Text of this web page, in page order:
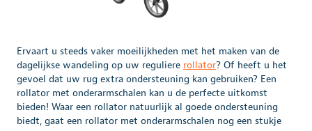
Ervaart u steeds vaker moeilijkheden met het maken van de
dagelijkse wandeling op uw reguliere rollator? Of heeft u het
gevoel dat uw rug extra ondersteuning kan gebruiken? Een
rollator met onderarmschalen kan u de perfecte uitkomst
bieden! Waar een rollator natuurlijk al goede ondersteuning
biedt, gaat een rollator met onderarmschalen nog een stukje